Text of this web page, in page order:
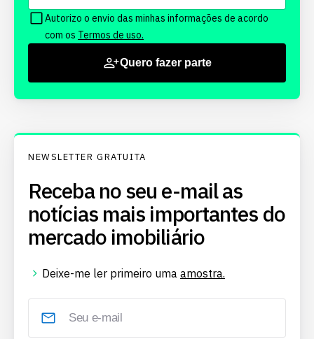
Autorizo o envio das minhas informações de acordo
com os Termos de uso.
Quero fazer parte
NEWSLETTER GRATUITA
Receba no seu e-mail as
notícias mais importantes do
mercado imobiliário
Deixe-me ler primeiro uma amostra.